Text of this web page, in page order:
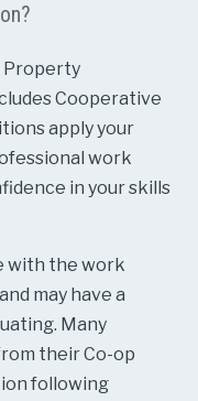
Property
Cooperative
apply your
work
in your skills
with the work
may have a
Many
their Co-op
following